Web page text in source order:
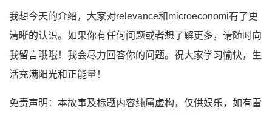
我想今天的介绍，大家对relevance和microeconomi有了更
清晰的认识。如果你有任何问题或者想了解更多，请随时向
我留言哦哦！我会尽力回答你的问题。祝大家学习愉快，生
活充满阳光和正能量！
免责声明：本故事及标题内容纯属虚构，仅供娱乐，如有雷